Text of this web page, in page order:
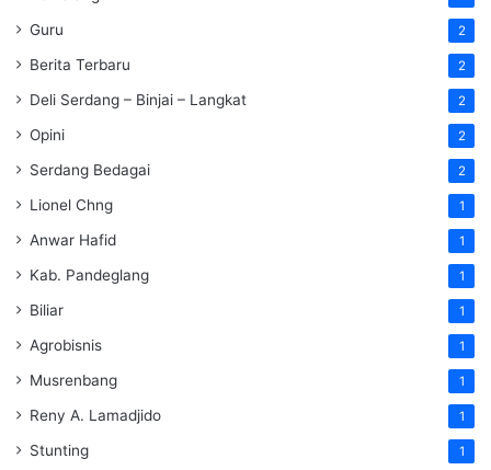
Guru 2
Berita Terbaru 2
Deli Serdang – Binjai – Langkat 2
Opini 2
Serdang Bedagai 2
Lionel Chng 1
Anwar Hafid 1
Kab. Pandeglang 1
Biliar 1
Agrobisnis 1
Musrenbang 1
Reny A. Lamadjido 1
Stunting 1